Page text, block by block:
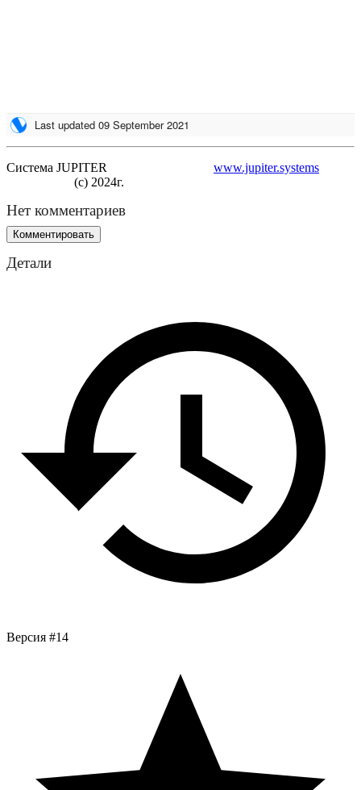
Система JUPITER www.jupiter.systems
(с) 2024г.
Нет комментариев
Комментировать
Детали
Версия #14